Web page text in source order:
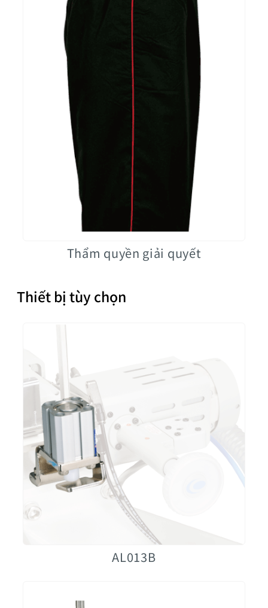
Thẩm quyền giải quyết
Thiết bị tùy chọn
AL013B